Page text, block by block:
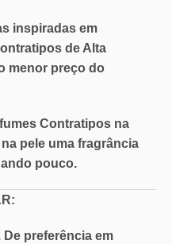
inspiradas em
de Alta
menor preço do
Contratipos na
pele uma fragrância
pouco.
preferência em